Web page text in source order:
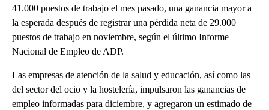
41.000 puestos de trabajo el mes pasado, una ganancia mayor a
la esperada después de registrar una pérdida neta de 29.000
puestos de trabajo en noviembre, según el último Informe
Nacional de Empleo de ADP.
Las empresas de atención de la salud y educación, así como las
del sector del ocio y la hostelería, impulsaron las ganancias de
empleo informadas para diciembre, y agregaron un estimado de